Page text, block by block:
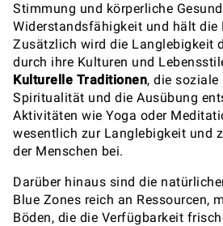
Stimmung und körperliche
Widerstandsfähigkeit und hält die
Zusätzlich wird die Langlebigkeit
durch ihre Kulturen und
Kulturelle Traditionen, die soziale
Spiritualität und die Ausübung
Aktivitäten wie Yoga oder
wesentlich zur Langlebigkeit und
der Menschen bei.
Darüber hinaus sind die
Blue Zones reich an Ressourcen,
Böden, die die Verfügbarkeit